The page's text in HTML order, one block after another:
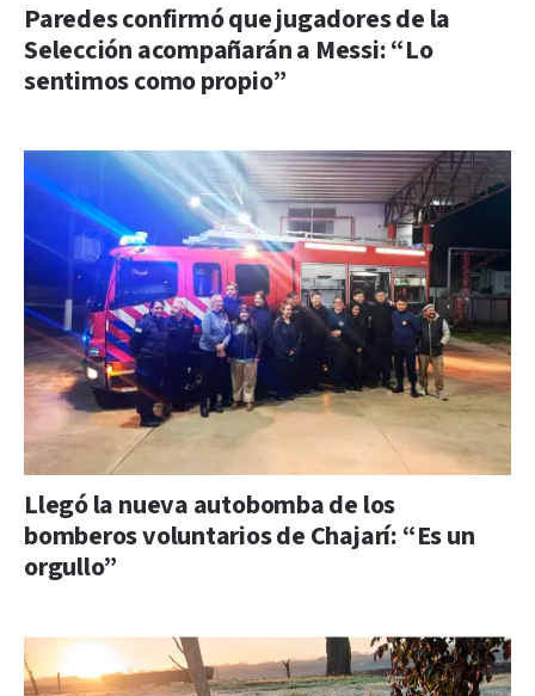
Paredes confirmó que jugadores de la
Selección acompañarán a Messi: “Lo
sentimos como propio”
Llegó la nueva autobomba de los
bomberos voluntarios de Chajarí: “Es un
orgullo”